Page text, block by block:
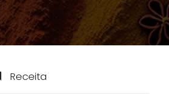
Receita